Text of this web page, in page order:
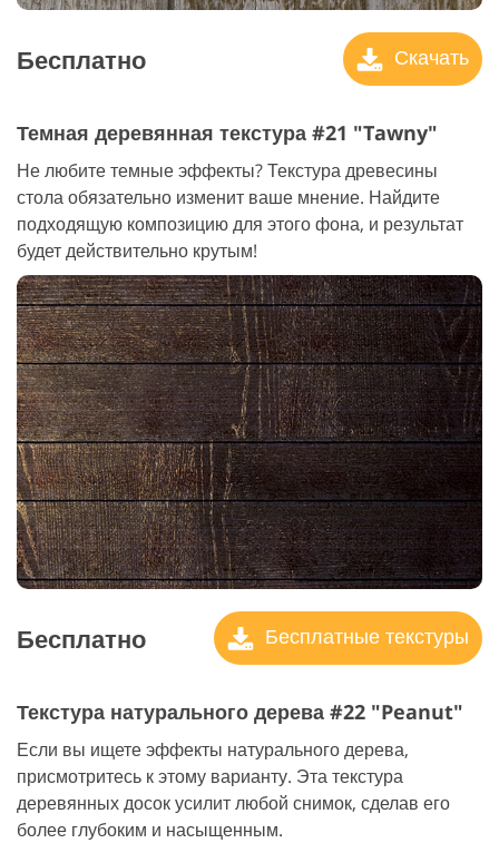
Бесплатно Скачать
Темная деревянная текстура #21 "Tawny"
Не любите темные эффекты? Текстура древесины
стола обязательно изменит ваше мнение. Найдите
подходящую композицию для этого фона, и результат
будет действительно крутым!
Бесплатно Бесплатные текстуры
Текстура натурального дерева #22 "Peanut"
Если вы ищете эффекты натурального дерева,
присмотритесь к этому варианту. Эта текстура
деревянных досок усилит любой снимок, сделав его
более глубоким и насыщенным.